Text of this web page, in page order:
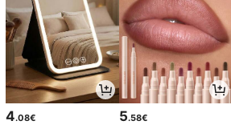
4.08€ 5.58€